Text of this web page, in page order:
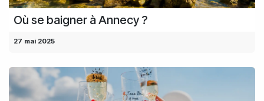
Où se baigner à Annecy ?
27 mai 2025